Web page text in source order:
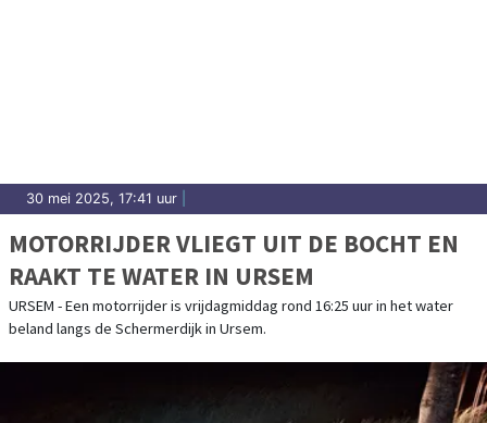
30 mei 2025, 17:41 uur
MOTORRIJDER VLIEGT UIT DE BOCHT EN
RAAKT TE WATER IN URSEM
URSEM - Een motorrijder is vrijdagmiddag rond 16:25 uur in het water
beland langs de Schermerdijk in Ursem.